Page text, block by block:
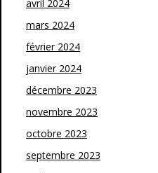
avril 2024
mars 2024
février 2024
janvier 2024
décembre 2023
novembre 2023
octobre 2023
septembre 2023